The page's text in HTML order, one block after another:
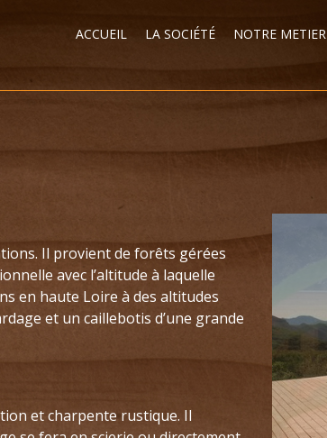
ACCUEIL LA SOCIÉTÉ NOTRE METIER
Il provient de forêts gérées
avec l’altitude à laquelle
en haute Loire à des altitudes
et un caillebotis d’une grande
et charpente rustique. Il